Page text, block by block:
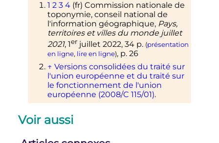
1 2 3 4 (fr) Commission nationale de
toponymie, conseil national de
l'information géographique, Pays,
territoires et villes du monde juillet
2021, 1er juillet 2022, 34 p. (présentation
en ligne, lire en ligne), p. 26
↑ Versions consolidées du traité sur
l'union européenne et du traité sur
le fonctionnement de l'union
européenne (2008/C 115/01).
Voir aussi